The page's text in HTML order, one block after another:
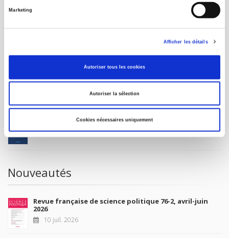
Marketing
Afficher les détails
Autoriser tous les cookies
Autoriser la sélection
Cookies nécessaires uniquement
FOREIGN RIGHTS
MON COMPTE
La France et l'Union européenne
4 sept. 2026
Nouveautés
Revue française de science politique 76-2, avril-juin
2026
10 juil. 2026